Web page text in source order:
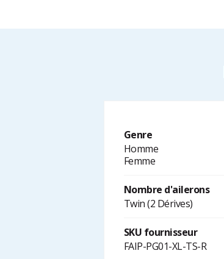
Genre
Homme
Femme
Nombre d'ailerons
Twin (2 Dérives)
SKU fournisseur
FAIP-PG01-XL-TS-R